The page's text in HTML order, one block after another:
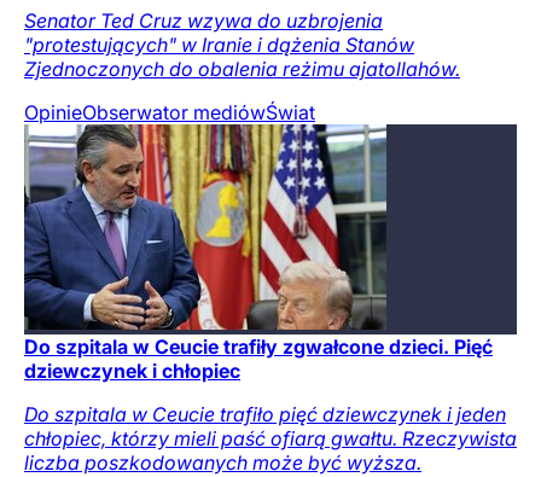
Senator Ted Cruz wzywa do uzbrojenia
"protestujących" w Iranie i dążenia Stanów
Zjednoczonych do obalenia reżimu ajatollahów.
OpinieObserwator mediówŚwiat
Do szpitala w Ceucie trafiły zgwałcone dzieci. Pięć
dziewczynek i chłopiec
Do szpitala w Ceucie trafiło pięć dziewczynek i jeden
chłopiec, którzy mieli paść ofiarą gwałtu. Rzeczywista
liczba poszkodowanych może być wyższa.